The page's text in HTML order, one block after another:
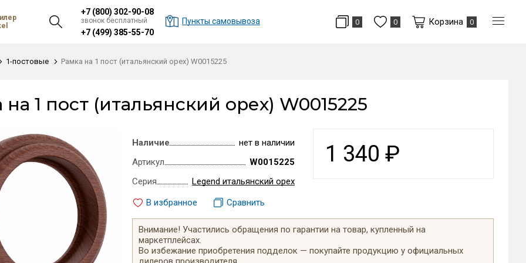
+7 (800) 302-90-08
звонок бесплатный
+7 (499) 385-55-70
Пункты самовывоза 0 0 Корзина 0
1-постовые Рамка на 1 пост (итальянский орех) W0015225
1 пост (итальянский орех) W0015225
1 340 ₽
Наличие
нет в наличии
Артикул
W0015225
Серия
Legend итальянский орех
В избранное
Сравнить
Внимание! Участились обращения по гарантии на товар, купленный на
маркетплейсах.
Во избежание приобретения подделок — покупайте продукцию у официальных